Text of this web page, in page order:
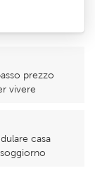
prezzo
vivere
casa